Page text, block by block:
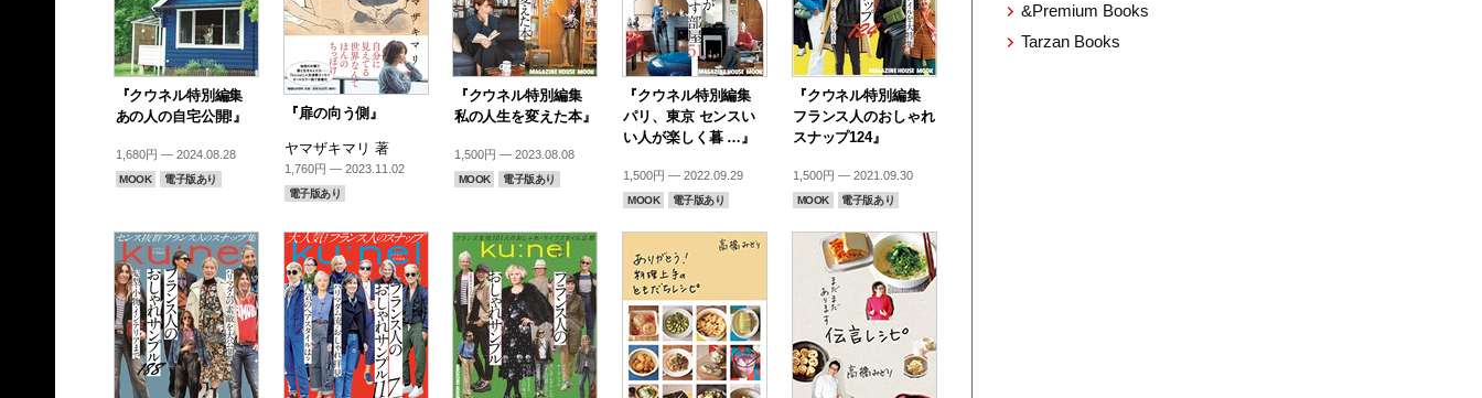
『クウネル特別編集
あの人の自宅公開!』
1,680円 — 2024.08.28
MOOK 電子版あり
『扉の向う側』
ヤマザキマリ 著
1,760円 — 2023.11.02
電子版あり
『クウネル特別編集
私の人生を変えた本』
1,500円 — 2023.08.08
MOOK 電子版あり
『クウネル特別編集
パリ、東京 センスい
い人が楽しく暮 …』
1,500円 — 2022.09.29
MOOK 電子版あり
『クウネル特別編集
フランス人のおしゃれ
スナップ124』
1,500円 — 2021.09.30
MOOK 電子版あり
&Premium Books
Tarzan Books